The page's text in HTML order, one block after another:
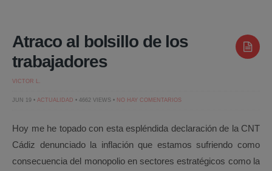
Atraco al bolsillo de los
trabajadores
VICTOR L.
JUN 19 • ACTUALIDAD • 4662 VIEWS • NO HAY COMENTARIOSEN
DE
TRABAJADORES
Hoy me he topado con esta espléndida declaración de la CNT
Cádiz denunciado la inflación que estamos sufriendo como
consecuencia del monopolio en sectores estratégicos como la